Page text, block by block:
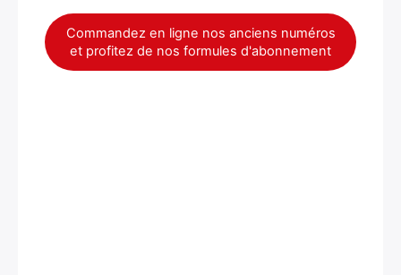
Commandez en ligne nos anciens numéros
et profitez de nos formules d'abonnement